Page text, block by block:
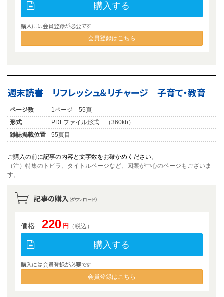
購入する
購入には会員登録が必要です
会員登録はこちら
週末読書 リフレッシュ＆リチャージ 子育て・教育
ページ数
1ページ 55頁
形式
PDFファイル形式 （360kb）
雑誌掲載位置
55頁目
ご購入の前に記事の内容と文字数をお確かめください。
（注）特集のトビラ、タイトルページなど、図案が中心のページもございま
す。
記事の購入 （ダウンロード）
価格 220 円 （税込）
購入する
購入には会員登録が必要です
会員登録はこちら